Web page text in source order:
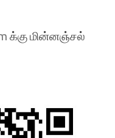
க்கு மின்னஞ்சல்